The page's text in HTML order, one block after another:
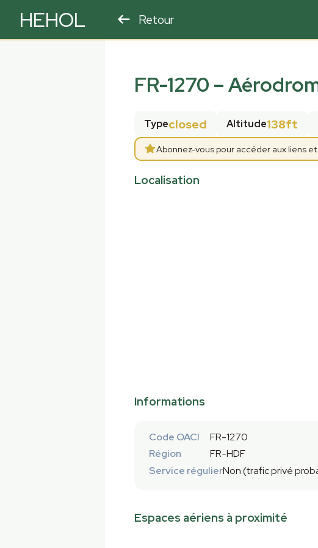
HEHOL Retour
FR-1270 –
Typeclosed Altitude138ft
Abonnez-vous pour accéder aux liens
Localisation
Informations
Code OACI
FR-1270
Région
FR-HDF
Service régulierNon (trafic privé
Espaces aériens à proximité